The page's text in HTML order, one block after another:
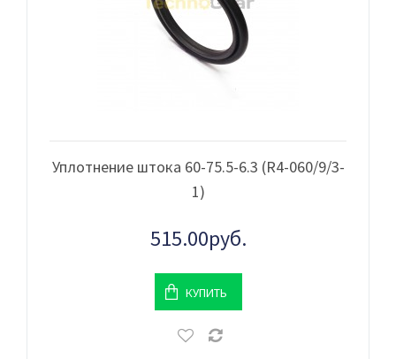
Уплотнение штока 60-75.5-6.3 (R4-060/9/3-
1)
515.00руб.
КУПИТЬ